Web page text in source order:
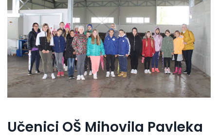
Učenici OŠ Mihovila Pavleka